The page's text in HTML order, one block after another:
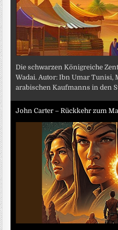
Die schwarzen Königreiche
Wadai. Autor: Ibn Umar Tunisi,
arabischen Kaufmanns in den
John Carter – Rückkehr zum